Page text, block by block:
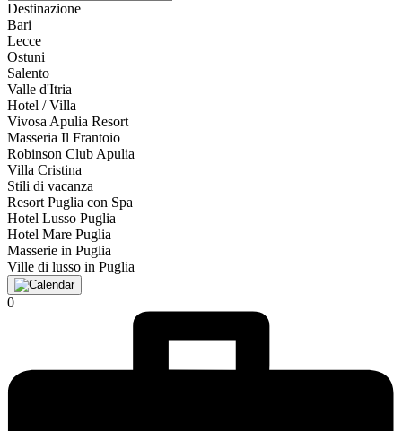
Destinazione
Bari
Lecce
Ostuni
Salento
Valle d'Itria
Hotel / Villa
Vivosa Apulia Resort
Masseria Il Frantoio
Robinson Club Apulia
Villa Cristina
Stili di vacanza
Resort Puglia con Spa
Hotel Lusso Puglia
Hotel Mare Puglia
Masserie in Puglia
Ville di lusso in Puglia
0